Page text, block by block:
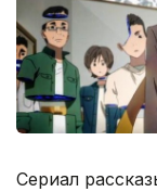
Сериал